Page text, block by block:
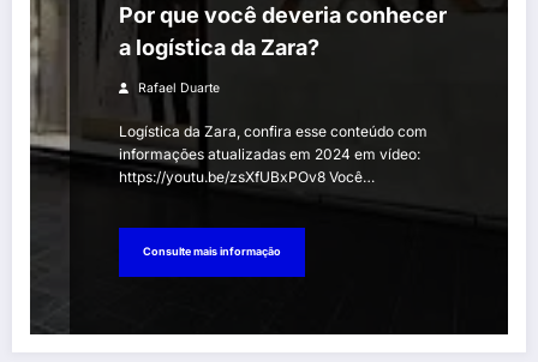
Por que você deveria conhecer
a logística da Zara?
Rafael Duarte
Logística da Zara, confira esse conteúdo com
informações atualizadas em 2024 em vídeo:
https://youtu.be/zsXfUBxPOv8 Você…
Consulte mais informação